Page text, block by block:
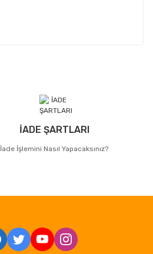
İADE ŞARTLARI
İade İşlemini Nasıl Yapacaksınız?